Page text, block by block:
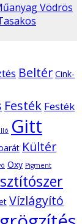
Vödrös
Beltér Cink-
Festék Festék
Gitt
Kültér
Oxy Pigment
Vízlágyító